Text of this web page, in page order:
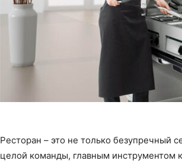
Ресторан – это не только безупречный
целой команды, главным инструментом